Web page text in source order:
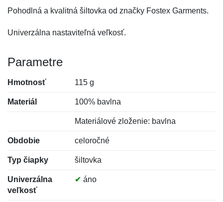
Pohodlná a kvalitná šiltovka od značky Fostex Garments.
Univerzálna nastaviteľná veľkosť.
Parametre
Hmotnosť 115 g
Materiál 100% bavlna
Materiálové zloženie: bavlna
Obdobie celoročné
Typ čiapky šiltovka
Univerzálna
veľkosť
✔ áno